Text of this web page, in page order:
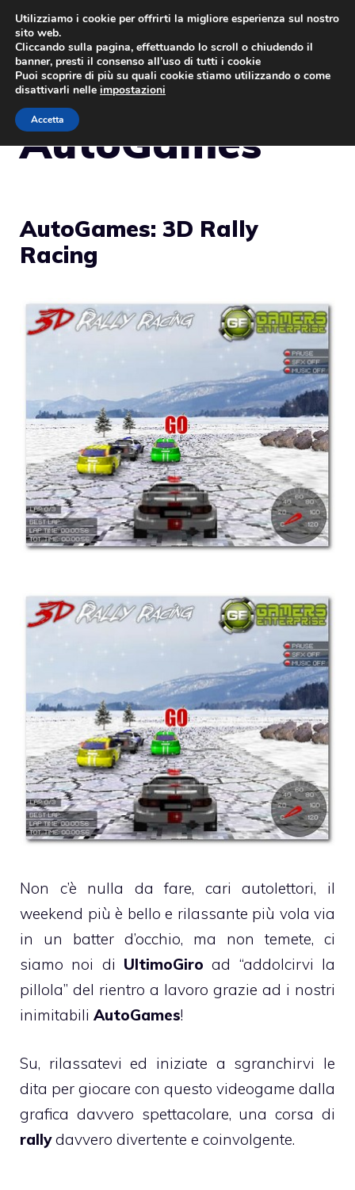
Vai
contenuto
AutoGames
AutoGames: 3D Rally
Racing
Non c’è nulla da fare, cari autolettori, il
weekend più è bello e rilassante più vola via
in un batter d’occhio, ma non temete, ci
siamo noi di UltimoGiro ad “addolcirvi la
pillola” del rientro a lavoro grazie ad i nostri
inimitabili AutoGames!
Su, rilassatevi ed iniziate a sgranchirvi le
dita per giocare con questo videogame dalla
grafica davvero spettacolare, una corsa di
rallydavvero divertente e coinvolgente.
Utilizziamo i cookie per offrirti la migliore esperienza sul nostro
sito web.
Cliccando sulla pagina, effettuando lo scroll o chiudendo il
banner, presti il consenso all’uso di tutti i cookie
Puoi scoprire di più su quali cookie stiamo utilizzando o come
disattivarli nelle impostazioni
Accetta